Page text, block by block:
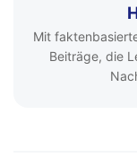
Mit
Beiträge, die